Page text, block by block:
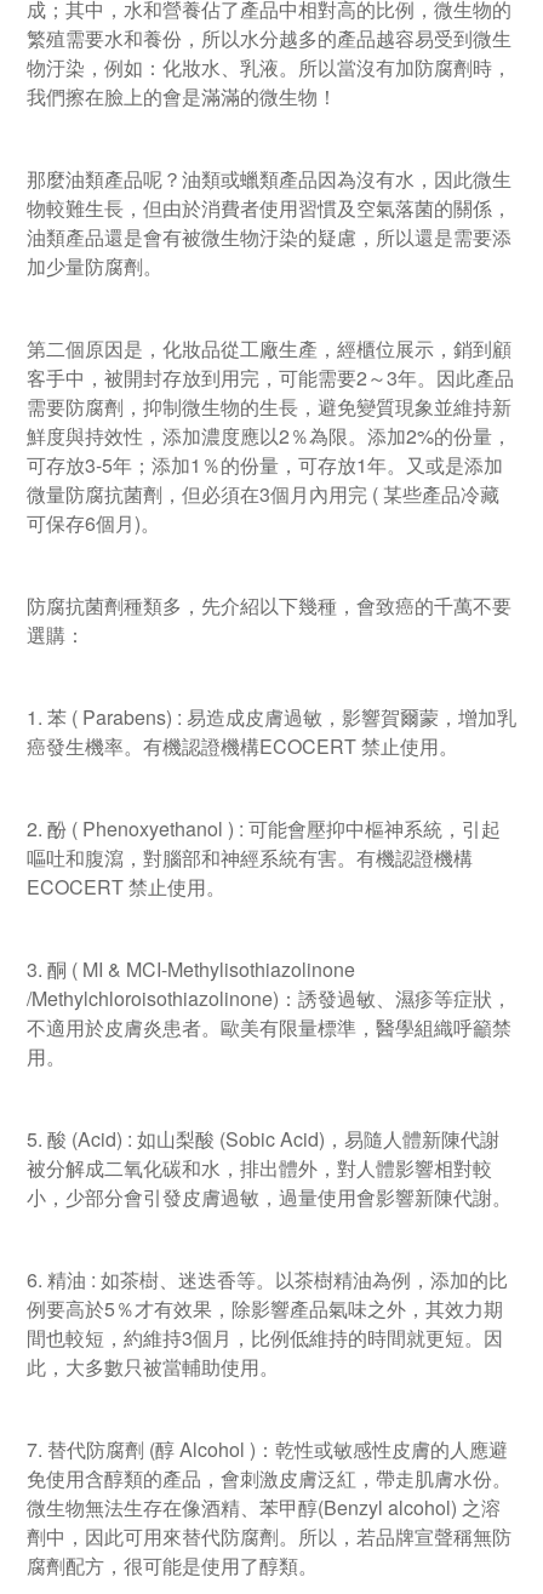
成；其中，水和營養佔了產品中相對高的比例，微生物的
繁殖需要水和養份，所以水分越多的產品越容易受到微生
物汙染，例如：化妝水、乳液。所以當沒有加防腐劑時，
我們擦在臉上的會是滿滿的微生物！
那麼油類產品呢？油類或蠟類產品因為沒有水，因此微生
物較難生長，但由於消費者使用習慣及空氣落菌的關係，
油類產品還是會有被微生物汙染的疑慮，所以還是需要添
加少量防腐劑。
第二個原因是，化妝品從工廠生產，經櫃位展示，銷到顧
客手中，被開封存放到用完，可能需要2～3年。因此產品
需要防腐劑，抑制微生物的生長，避免變質現象並維持新
鮮度與持效性，添加濃度應以2％為限。添加2%的份量，
可存放3-5年；添加1％的份量，可存放1年。又或是添加
微量防腐抗菌劑，但必須在3個月內用完 ( 某些產品冷藏
可保存6個月)。
防腐抗菌劑種類多，先介紹以下幾種，會致癌的千萬不要
選購：
1. 苯 ( Parabens) : 易造成皮膚過敏，影響賀爾蒙，增加乳
癌發生機率。有機認證機構ECOCERT 禁止使用。
2. 酚 ( Phenoxyethanol ) : 可能會壓抑中樞神系統，引起
嘔吐和腹瀉，對腦部和神經系統有害。有機認證機構
ECOCERT 禁止使用。
3. 酮 ( MI & MCI-Methylisothiazolinone
/Methylchloroisothiazolinone)：誘發過敏、濕疹等症狀，
不適用於皮膚炎患者。歐美有限量標準，醫學組織呼籲禁
用。
5. 酸 (Acid) : 如山梨酸 (Sobic Acid)，易隨人體新陳代謝
被分解成二氧化碳和水，排出體外，對人體影響相對較
小，少部分會引發皮膚過敏，過量使用會影響新陳代謝。
6. 精油 : 如茶樹、迷迭香等。以茶樹精油為例，添加的比
例要高於5％才有效果，除影響產品氣味之外，其效力期
間也較短，約維持3個月，比例低維持的時間就更短。因
此，大多數只被當輔助使用。
7. 替代防腐劑 (醇 Alcohol )：乾性或敏感性皮膚的人應避
免使用含醇類的產品，會刺激皮膚泛紅，帶走肌膚水份。
微生物無法生存在像酒精、苯甲醇(Benzyl alcohol) 之溶
劑中，因此可用來替代防腐劑。所以，若品牌宣聲稱無防
腐劑配方，很可能是使用了醇類。